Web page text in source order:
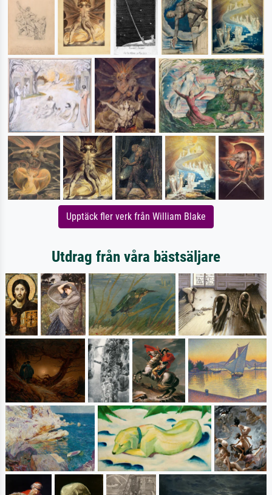
Upptäck fler verk från William Blake
Utdrag från våra bästsäljare